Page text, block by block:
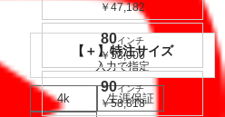
￥47,182
80インチ
￥53,000
90インチ
￥58,818
【＋】特注サイズ
入力で指定
4k
生涯保証